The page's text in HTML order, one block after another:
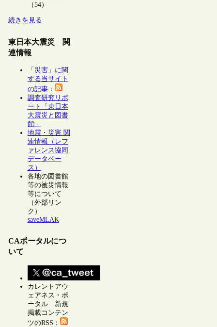
（54）
続きを見る
東日本大震災 関
連情報
「災害」に関
する当サイト
の記事：
調査研究リポ
ート「東日本
大震災と図書
館」
地震・災害 関
連情報（レフ
ァレンス協同
データベー
ス）
各地の図書館
等の被災情報
等について
（外部リン
ク）
saveMLAK
CAポータルにつ
いて
カレントアウ
ェアネス・ポ
ータル 新規
掲載コンテン
ツのRSS：